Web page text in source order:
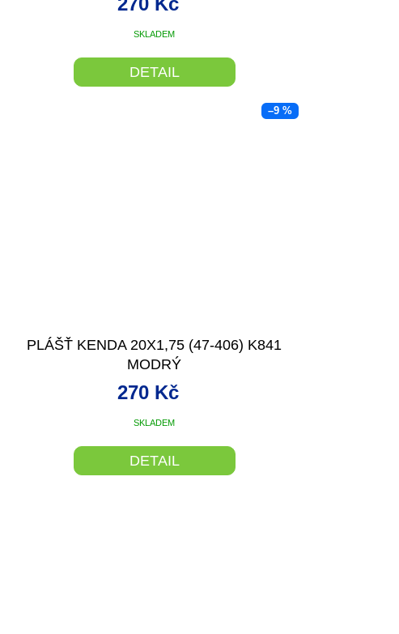
SKLADEM
DETAIL
–9 %
PLÁŠŤ KENDA 20X1,75 (47-406) K841
MODRÝ
SKLADEM
270 Kč
DETAIL